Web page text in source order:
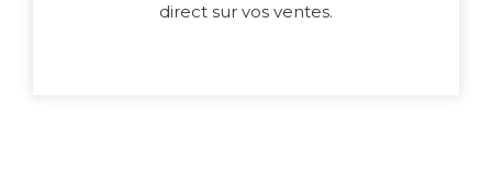
direct sur vos ventes.